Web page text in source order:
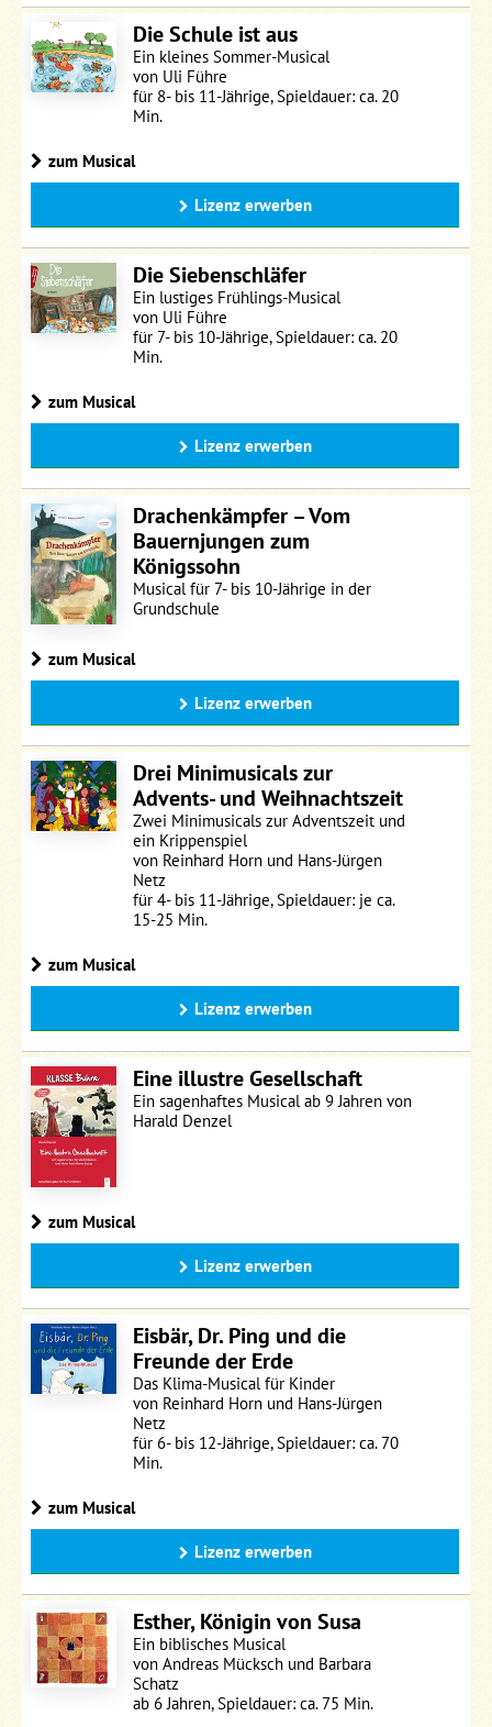
Die Schule ist aus
Ein kleines Sommer-Musical
von Uli Führe
für 8- bis 11-Jährige, Spieldauer: ca. 20
Min.
zum Musical
Lizenz erwerben
Die Siebenschläfer
Ein lustiges Frühlings-Musical
von Uli Führe
für 7- bis 10-Jährige, Spieldauer: ca. 20
Min.
zum Musical
Lizenz erwerben
Drachenkämpfer – Vom
Bauernjungen zum
Königssohn
Musical für 7- bis 10-Jährige in der
Grundschule
zum Musical
Lizenz erwerben
Drei Minimusicals zur
Advents- und Weihnachtszeit
Zwei Minimusicals zur Adventszeit und
ein Krippenspiel
von Reinhard Horn und Hans-Jürgen
Netz
für 4- bis 11-Jährige, Spieldauer: je ca.
15-25 Min.
zum Musical
Lizenz erwerben
Eine illustre Gesellschaft
Ein sagenhaftes Musical ab 9 Jahren von
Harald Denzel
zum Musical
Lizenz erwerben
Eisbär, Dr. Ping und die
Freunde der Erde
Das Klima-Musical für Kinder
von Reinhard Horn und Hans-Jürgen
Netz
für 6- bis 12-Jährige, Spieldauer: ca. 70
Min.
zum Musical
Lizenz erwerben
Esther, Königin von Susa
Ein biblisches Musical
von Andreas Mücksch und Barbara
Schatz
ab 6 Jahren, Spieldauer: ca. 75 Min.